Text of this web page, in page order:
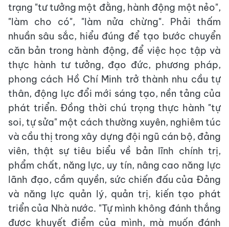
trạng "tư tưởng một đằng, hành động một nẻo",
"làm cho có", "làm nửa chừng". Phải thấm
nhuần sâu sắc, hiểu đúng để tạo bước chuyển
căn bản trong hành động, để việc học tập và
thực hành tư tưởng, đạo đức, phương pháp,
phong cách Hồ Chí Minh trở thành nhu cầu tự
thân, động lực đổi mới sáng tạo, nền tảng của
phát triển. Đồng thời chú trọng thực hành "tự
soi, tự sửa" một cách thường xuyên, nghiêm túc
và cầu thị trong xây dựng đội ngũ cán bộ, đảng
viên, thật sự tiêu biểu về bản lĩnh chính trị,
phẩm chất, năng lực, uy tín, nâng cao năng lực
lãnh đạo, cầm quyền, sức chiến đấu của Đảng
và năng lực quản lý, quản trị, kiến tạo phát
triển của Nhà nước. "Tự mình không đánh thắng
được khuyết điểm của mình, mà muốn đánh